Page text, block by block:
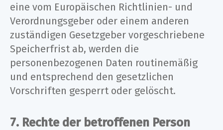
eine vom Europäischen Richtlinien- und
Verordnungsgeber oder einem anderen
zuständigen Gesetzgeber vorgeschriebene
Speicherfrist ab, werden die
personenbezogenen Daten routinemäßig
und entsprechend den gesetzlichen
Vorschriften gesperrt oder gelöscht.
7. Rechte der betroffenen Person